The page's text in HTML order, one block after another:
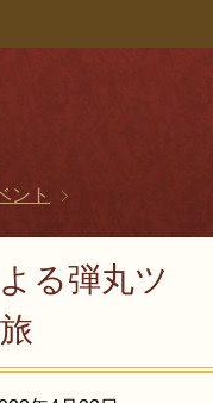
ント
る弾丸ツ